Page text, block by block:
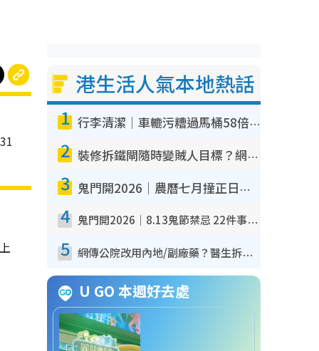
港生活人氣本地熱話
1 行李清潔｜車轆污糟過馬桶58倍！專家警告忌用酒精抹 教1招免污手除菌
2 裝修拆鐵閘隨時變賊人目標？網民揭2大關鍵用途：裝新式等於白裝？附新舊鐵閘分別
3 鬼門開2026｜農曆七月撞正日全食特別邪？專家警告切忌做一事！揭4大禁忌+2招保平安
4 鬼門開2026｜8.13鬼節禁忌 22件事唔做得！燒肉、刺身要少食？半夜勿吹口哨/打呢個電話
5 網傳公院改用內地/副廠藥？醫生拆解正副廠分別 揭4類人換藥隨時出事
U GO 本週好去處